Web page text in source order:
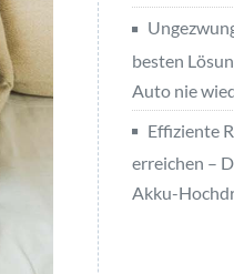
besten
Auto nie
Effiziente
erreichen –
Akku-